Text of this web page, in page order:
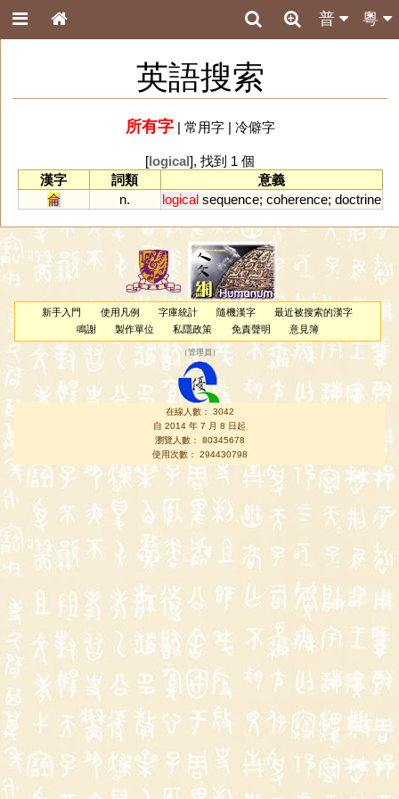
粵
普
英語搜索
所有字| 常用字| 冷僻字
[logical], 找到 1 個
漢字
詞類
意義
侖
n. logical sequence; coherence; doctrine
新手入門 使用凡例 字庫統計 隨機漢字
最近被搜索的漢字
鳴謝
製作單位 私隱政策 免責聲明 意見簿
（管理員 ）
在線人數： 3042
自 2014 年 7 月 8 日起
瀏覽人數： 80345678
使用次數： 294430798